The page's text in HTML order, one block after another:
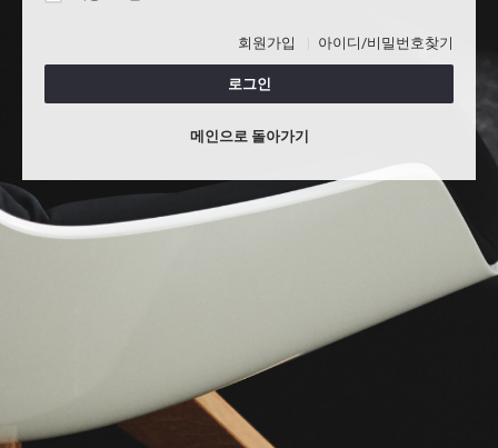
회원가입 아이디/비밀번호찾기
로그인
메인으로 돌아가기